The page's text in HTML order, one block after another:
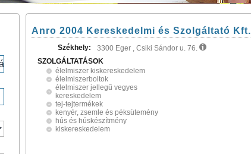
Anro 2004 Kereskedelmi és Szolgáltató Kft.
Székhely:
3300 Eger , Csiki Sándor u. 76.
SZOLGÁLTATÁSOK
élelmiszer kiskereskedelem
élelmiszerboltok
élelmiszer jellegű vegyes
kereskedelem
tej-tejtermékek
kenyér, zsemle és péksütemény
hús és húskészítmény
kiskereskedelem